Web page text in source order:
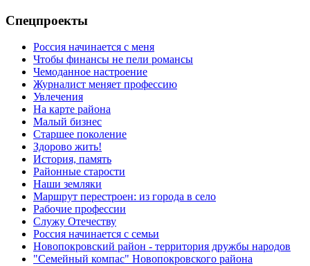
Спецпроекты
Россия начинается с меня
Чтобы финансы не пели романсы
Чемоданное настроение
Журналист меняет профессию
Увлечения
На карте района
Малый бизнес
Старшее поколение
Здорово жить!
История, память
Районные старости
Наши земляки
Маршрут перестроен: из города в село
Рабочие профессии
Служу Отечеству
Россия начинается с семьи
Новопокровский район - территория дружбы народов
"Семейный компас" Новопокровского района